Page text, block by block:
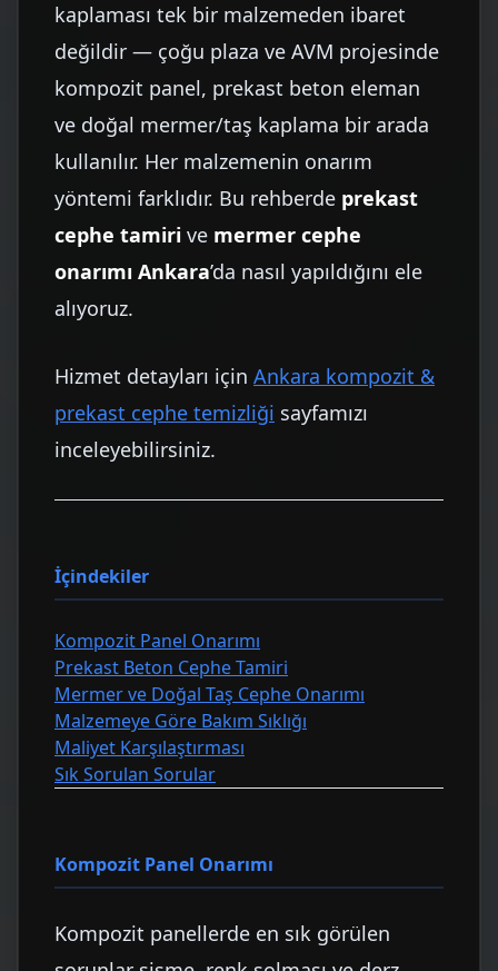
kaplaması tek bir malzemeden ibaret
değildir — çoğu plaza ve AVM projesinde
kompozit panel, prekast beton eleman
ve doğal mermer/taş kaplama bir arada
kullanılır. Her malzemenin onarım
yöntemi farklıdır. Bu rehberde prekast
cephe tamiri ve mermer cephe
onarımı Ankara’da nasıl yapıldığını ele
alıyoruz.
Hizmet detayları için Ankara kompozit &
prekast cephe temizliği sayfamızı
inceleyebilirsiniz.
İçindekiler
Kompozit Panel Onarımı
Prekast Beton Cephe Tamiri
Mermer ve Doğal Taş Cephe Onarımı
Malzemeye Göre Bakım Sıklığı
Maliyet Karşılaştırması
Sık Sorulan Sorular
Kompozit Panel Onarımı
Kompozit panellerde en sık görülen